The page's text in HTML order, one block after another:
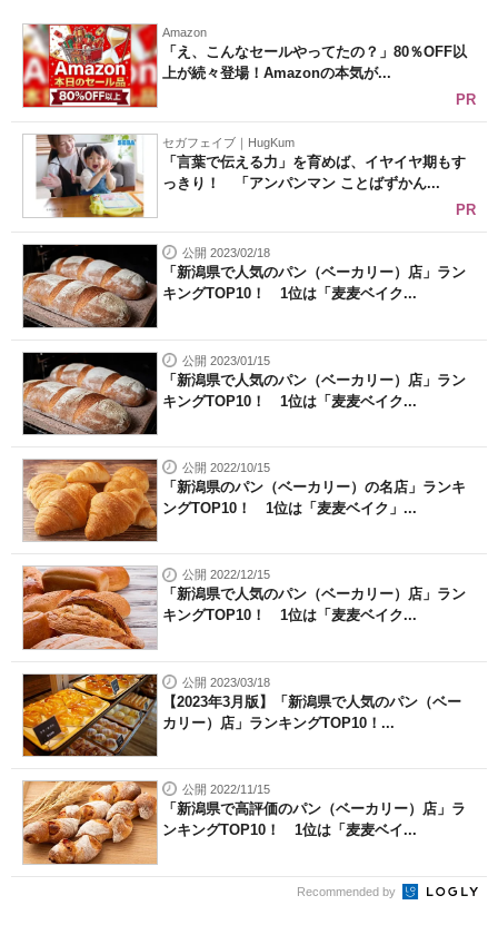
Amazon
「え、こんなセールやってたの？」80％OFF以
上が続々登場！Amazonの本気が...
PR
セガフェイブ｜HugKum
「言葉で伝える力」を育めば、イヤイヤ期もす
っきり！ 「アンパンマン ことばずかん...
PR
公開 2023/02/18
「新潟県で人気のパン（ベーカリー）店」ラン
キングTOP10！ 1位は「麦麦ベイク...
公開 2023/01/15
「新潟県で人気のパン（ベーカリー）店」ラン
キングTOP10！ 1位は「麦麦ベイク...
公開 2022/10/15
「新潟県のパン（ベーカリー）の名店」ランキ
ングTOP10！ 1位は「麦麦ベイク」...
公開 2022/12/15
「新潟県で人気のパン（ベーカリー）店」ラン
キングTOP10！ 1位は「麦麦ベイク...
公開 2023/03/18
【2023年3月版】「新潟県で人気のパン（ベー
カリー）店」ランキングTOP10！...
公開 2022/11/15
「新潟県で高評価のパン（ベーカリー）店」ラ
ンキングTOP10！ 1位は「麦麦ベイ...
Recommended by